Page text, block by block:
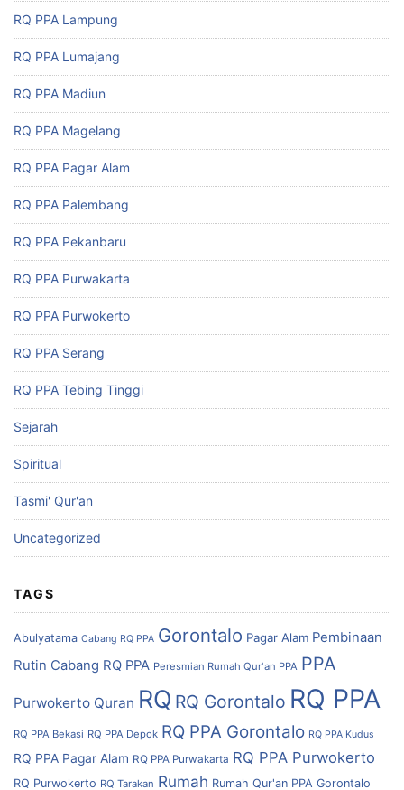
RQ PPA Lampung
RQ PPA Lumajang
RQ PPA Madiun
RQ PPA Magelang
RQ PPA Pagar Alam
RQ PPA Palembang
RQ PPA Pekanbaru
RQ PPA Purwakarta
RQ PPA Purwokerto
RQ PPA Serang
RQ PPA Tebing Tinggi
Sejarah
Spiritual
Tasmi' Qur'an
Uncategorized
TAGS
Abulyatama Cabang RQ PPA Gorontalo Pagar Alam Pembinaan
Rutin Cabang RQ PPA Peresmian Rumah Qur'an PPA PPA
Purwokerto Quran RQ RQ Gorontalo RQ PPA
RQ PPA Bekasi RQ PPA Depok RQ PPA Gorontalo RQ PPA Kudus
RQ PPA Pagar Alam RQ PPA Purwakarta RQ PPA Purwokerto
RQ Purwokerto RQ Tarakan Rumah Rumah Qur'an PPA Gorontalo